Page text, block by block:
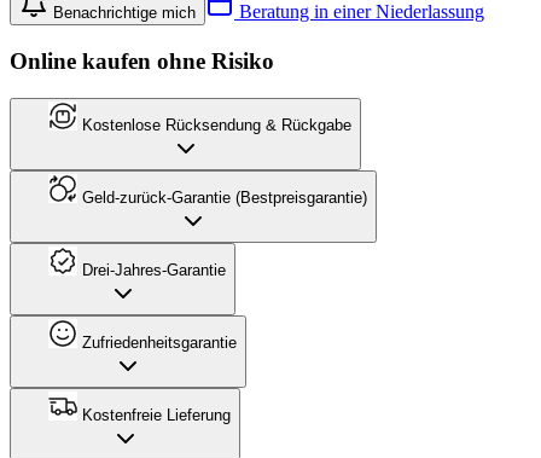
Benachrichtige mich Beratung in einer Niederlassung
Online kaufen ohne Risiko
Kostenlose Rücksendung & Rückgabe
Geld-zurück-Garantie (Bestpreisgarantie)
Drei-Jahres-Garantie
Zufriedenheitsgarantie
Kostenfreie Lieferung